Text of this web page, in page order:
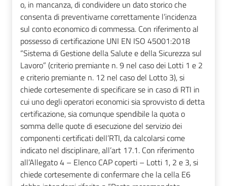
o, in mancanza, di condividere un dato storico che
consenta di preventivarne correttamente l’incidenza
sul conto economico di commessa. Con riferimento al
possesso di certificazione UNI EN ISO 45001:2018
“Sistema di Gestione della Salute e della Sicurezza sul
Lavoro” (criterio premiante n. 9 nel caso dei Lotti 1 e 2
e criterio premiante n. 12 nel caso del Lotto 3), si
chiede cortesemente di specificare se in caso di RTI in
cui uno degli operatori economici sia sprovvisto di detta
certificazione, sia comunque spendibile la quota o
somma delle quote di esecuzione del servizio dei
componenti certificati dell’RTI, da calcolarsi come
indicato nel disciplinare, all’art 17.1. Con riferimento
all’Allegato 4 – Elenco CAP coperti – Lotti 1, 2 e 3, si
chiede cortesemente di confermare che la cella E6